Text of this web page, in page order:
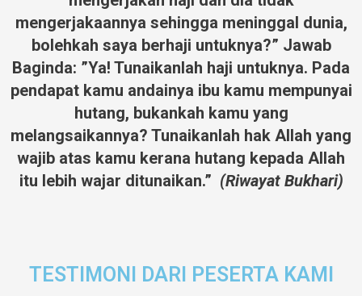
mengerjakaannya sehingga meninggal dunia,
bolehkah saya berhaji untuknya?” Jawab
Baginda: ”Ya! Tunaikanlah haji untuknya. Pada
pendapat kamu andainya ibu kamu mempunyai
hutang, bukankah kamu yang
melangsaikannya? Tunaikanlah hak Allah yang
wajib atas kamu kerana hutang kepada Allah
itu lebih wajar ditunaikan.” (Riwayat Bukhari)
TESTIMONI DARI PESERTA KAMI